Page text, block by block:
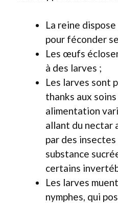
La reine
pour féconder
Les œufs
à des larves ;
Les larves sont
thanks aux
alimentation
allant du nectar
par des
substance
certains
Les larves
nymphes, qui